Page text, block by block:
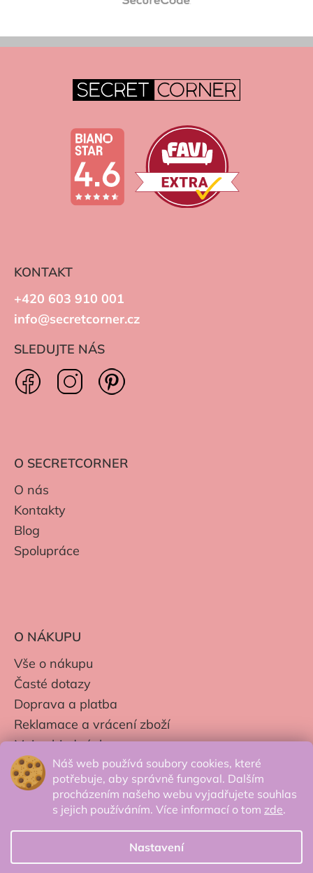
Náš web používá soubory cookies, které
potřebuje, aby správně fungoval. Dalším
procházením našeho webu vyjadřujete souhlas
s jejich používáním. Více informací o tom zde.
Nastavení
KONTAKT
+420 603 910 001
info@secretcorner.cz
SLEDUJTE NÁS
O SECRETCORNER
O nás
Kontakty
Blog
Spolupráce
O NÁKUPU
Vše o nákupu
Časté dotazy
Doprava a platba
Reklamace a vrácení zboží
Moje objednávky
Obchodní podmínky
Zpracování os. údajů
© 2026 Secretcorner.cz - Všechna práva